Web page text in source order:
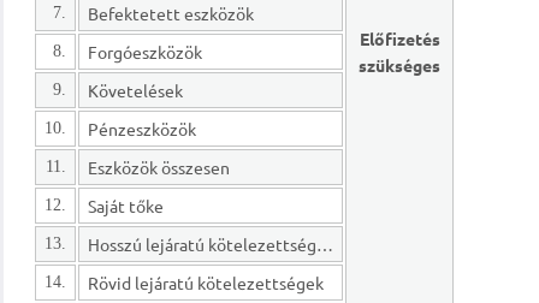
Előfizetés
szükséges
7. Befektetett eszközök
8. Forgóeszközök
9. Követelések
10. Pénzeszközök
11. Eszközök összesen
12. Saját tőke
13. Hosszú lejáratú kötelezettségek
14. Rövid lejáratú kötelezettségek